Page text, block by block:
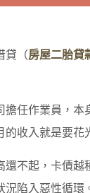
貸（房屋二胎貸
擔任作業員，本
的收入就是要花
還不起，卡債越
陷入惡性循環